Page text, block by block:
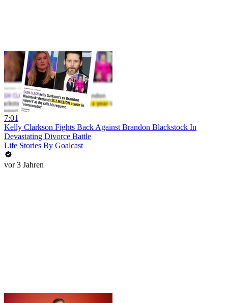
7:01
Kelly Clarkson Fights Back Against Brandon Blackstock In
Devastating Divorce Battle
Life Stories By Goalcast
vor 3 Jahren